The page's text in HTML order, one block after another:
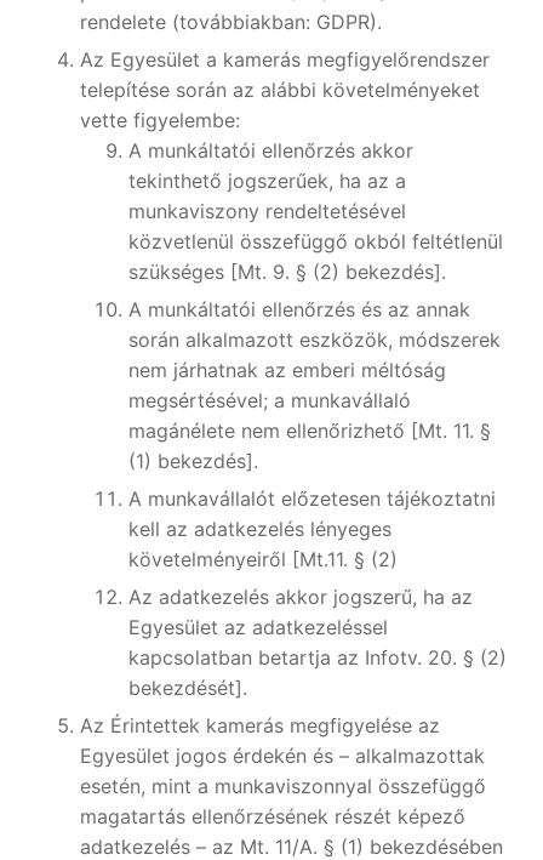
rendelete (továbbiakban: GDPR).
Az Egyesület a kamerás megfigyelőrendszer
telepítése során az alábbi követelményeket
vette figyelembe:
A munkáltatói ellenőrzés akkor
tekinthető jogszerűek, ha az a
munkaviszony rendeltetésével
közvetlenül összefüggő okból feltétlenül
szükséges [Mt. 9. § (2) bekezdés].
A munkáltatói ellenőrzés és az annak
során alkalmazott eszközök, módszerek
nem járhatnak az emberi méltóság
megsértésével; a munkavállaló
magánélete nem ellenőrizhető [Mt. 11. §
(1) bekezdés].
A munkavállalót előzetesen tájékoztatni
kell az adatkezelés lényeges
követelményeiről [Mt.11. § (2)
Az adatkezelés akkor jogszerű, ha az
Egyesület az adatkezeléssel
kapcsolatban betartja az Infotv. 20. § (2)
bekezdését].
Az Érintettek kamerás megfigyelése az
Egyesület jogos érdekén és – alkalmazottak
esetén, mint a munkaviszonnyal összefüggő
magatartás ellenőrzésének részét képező
adatkezelés – az Mt. 11/A. § (1) bekezdésében